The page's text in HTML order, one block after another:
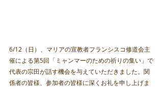
6/12（日）、マリアの宣教者フランシスコ修道会主
催による第5回「ミャンマーのための祈りの集い」で
代表の宗田が話す機会を与えていただきました。関
係者の皆様、参加者の皆様に深くお礼を申し上げま